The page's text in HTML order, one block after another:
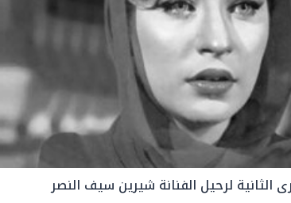
الثانية لرحيل الفنانة شيرين سيف النصر